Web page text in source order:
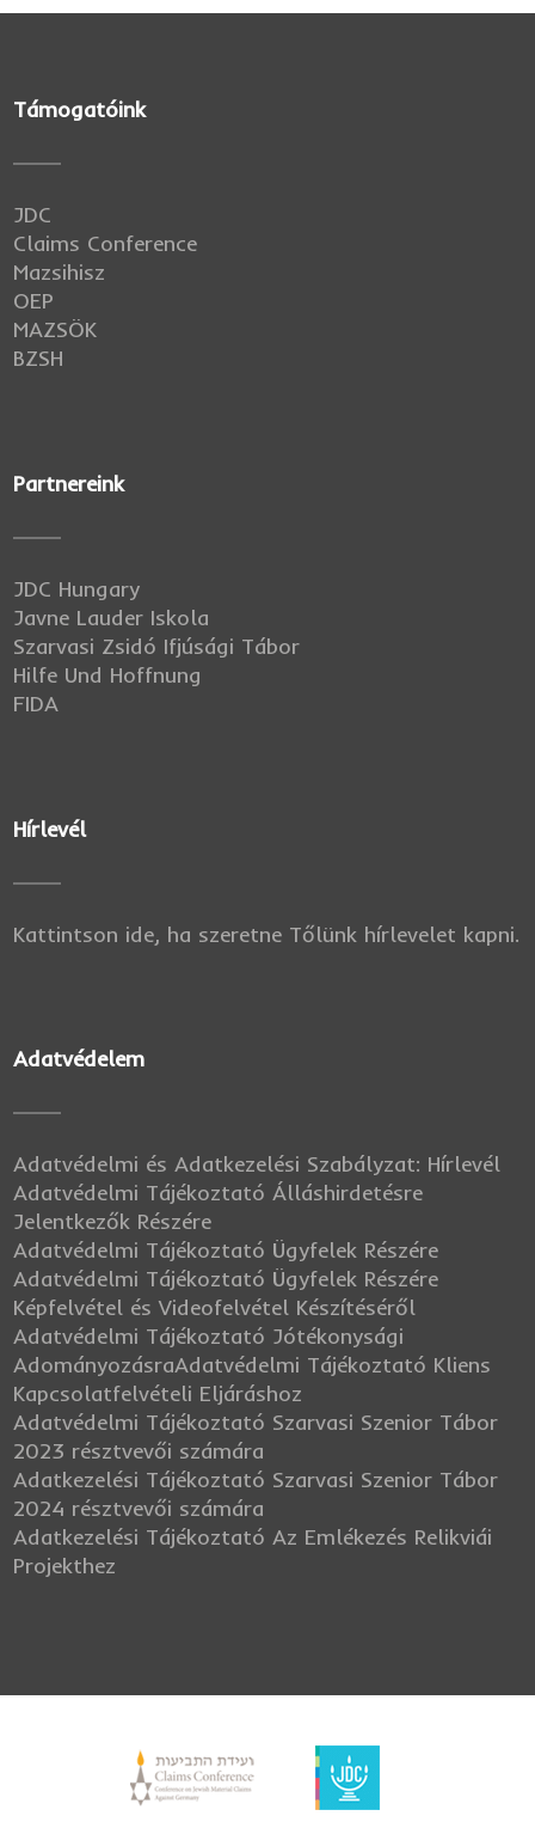
Támogatóink
JDC
Claims Conference
Mazsihisz
OEP
MAZSÖK
BZSH
Partnereink
JDC Hungary
Javne Lauder Iskola
Szarvasi Zsidó Ifjúsági Tábor
Hilfe Und Hoffnung
FIDA
Hírlevél
Kattintson ide, ha szeretne Tőlünk hírlevelet kapni.
Adatvédelem
Adatvédelmi és Adatkezelési Szabályzat: Hírlevél
Adatvédelmi Tájékoztató Álláshirdetésre
Jelentkezők Részére
Adatvédelmi Tájékoztató Ügyfelek Részére
Adatvédelmi Tájékoztató Ügyfelek Részére
Képfelvétel és Videofelvétel Készítéséről
Adatvédelmi Tájékoztató Jótékonysági
AdományozásraAdatvédelmi Tájékoztató Kliens
Kapcsolatfelvételi Eljáráshoz
Adatvédelmi Tájékoztató Szarvasi Szenior Tábor
2023 résztvevői számára
Adatkezelési Tájékoztató Szarvasi Szenior Tábor
2024 résztvevői számára
Adatkezelési Tájékoztató Az Emlékezés Relikviái
Projekthez